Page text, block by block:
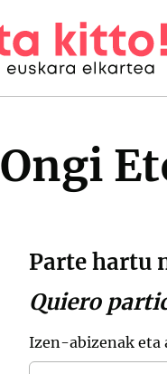
Ongi
Parte hartu
Quiero
Izen-abizenak eta